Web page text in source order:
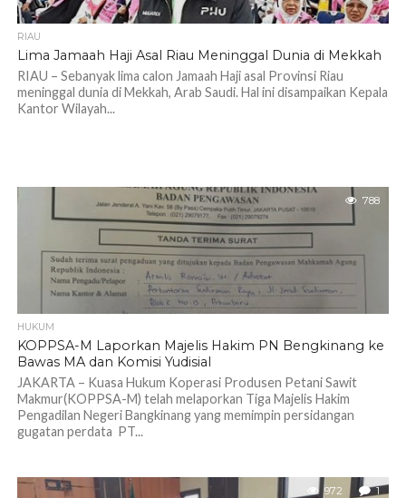
RIAU
Lima Jamaah Haji Asal Riau Meninggal Dunia di Mekkah
RIAU – Sebanyak lima calon Jamaah Haji asal Provinsi Riau
meninggal dunia di Mekkah, Arab Saudi. Hal ini disampaikan Kepala
Kantor Wilayah...
788
HUKUM
KOPPSA-M Laporkan Majelis Hakim PN Bengkinang ke
Bawas MA dan Komisi Yudisial
JAKARTA – Kuasa Hukum Koperasi Produsen Petani Sawit
Makmur(KOPPSA-M) telah melaporkan Tiga Majelis Hakim
Pengadilan Negeri Bangkinang yang memimpin persidangan
gugatan perdata PT...
972 1